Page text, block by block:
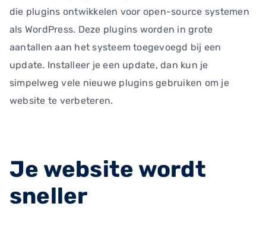
die plugins ontwikkelen voor open-source systemen
als WordPress. Deze plugins worden in grote
aantallen aan het systeem toegevoegd bij een
update. Installeer je een update, dan kun je
simpelweg vele nieuwe plugins gebruiken om je
website te verbeteren.
Je website wordt
sneller